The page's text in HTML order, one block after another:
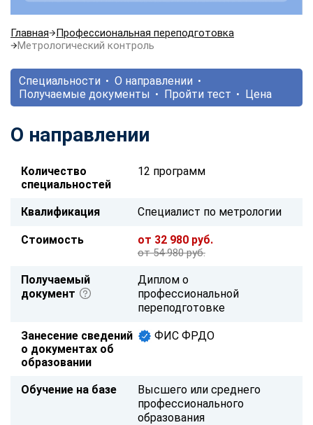
Главная
Профессиональная переподготовка
Метрологический контроль
Специальности
О направлении
Получаемые документы
Пройти тест Цена
О направлении
Количество
специальностей
12 программ
Квалификация Специалист по метрологии
Стоимость от 32 980 руб.
от 54 980 руб.
Получаемый
документ
Диплом о
профессиональной
переподготовке
Занесение сведений
о документах об
образовании
ФИС ФРДО
Обучение на базе
Высшего или среднего
профессионального
образования